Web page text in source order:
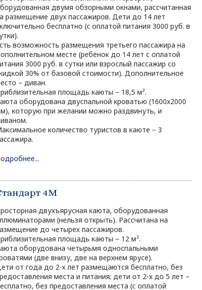
двумя обзорными окнами, рассчитанная
размещение двух пассажиров. Дети до 14 лет
бесплатно (с оплатой питания 3000 руб. в
возможность размещения третьего пассажира на
месте (ребёнок до 14 лет с оплатой
3000 руб. в сутки или взрослый пассажир со
30% от базовой стоимости). Дополнительное
– диван.
площадь каюты – 18,5 м².
оборудована двуспальной кроватью (1600х2000
которую при желании можно раздвинуть, и
количество туристов в каюте – 3
4M
двухъярусная каюта, оборудованная
(нельзя открыть). Рассчитана на
до четырех пассажиров.
площадь каюты – 12 м².
оборудована четырьмя односпальными
(две внизу, две на верхнем ярусе).
от года до 2-х лет размещаются бесплатно, без
места и питания; дети от 2-х до 5 лет –
без предоставления места (с оплатой